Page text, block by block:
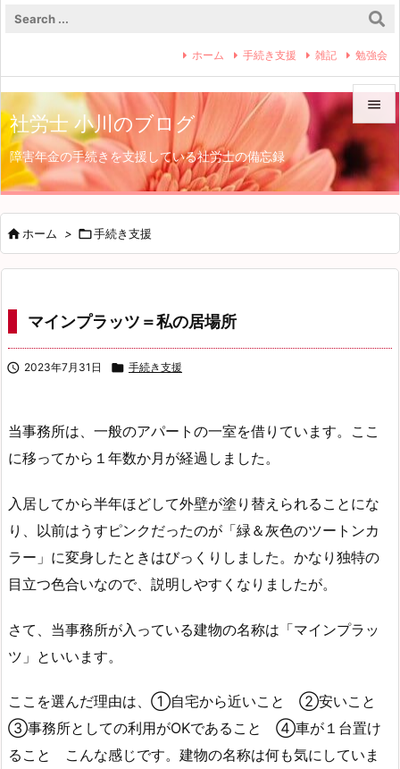
社労士 小川のブログ
障害年金の手続きを支援している社労士の備忘録


メニュ

前へ
ホーム 手続き支援 雑記 勉強会
ホーム > 手続き支援
マインプラッツ＝私の居場所
 2023年7月31日  手続き支援
当事務所は、一般のアパートの一室を借りています。ここ
に移ってから１年数か月が経過しました。
入居してから半年ほどして外壁が塗り替えられることにな
り、以前はうすピンクだったのが「緑＆灰色のツートンカ
ラー」に変身したときはびっくりしました。かなり独特の
目立つ色合いなので、説明しやすくなりましたが。
さて、当事務所が入っている建物の名称は「マインプラッ
ツ」といいます。
ここを選んだ理由は、①自宅から近いこと ②安いこと
③事務所としての利用がOKであること ④車が１台置け
ること こんな感じです。建物の名称は何も気にしていま